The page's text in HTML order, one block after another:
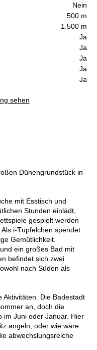
Nein
500 m
1.500 m
Ja
Ja
Ja
Ja
Ja
sehen
Dünengrundstück in
mit Esstisch und
Stunden einlädt,
gespielt werden
i-Tüpfelchen spendet
Gemütlichkeit.
ein großes Bad mit
befindet sich zwei
nach Süden als
Aktivitäten. Die Badestadt
an, doch die
im Juni oder Januar. Hier
angeln, oder wie wäre
abwechslungsreiche